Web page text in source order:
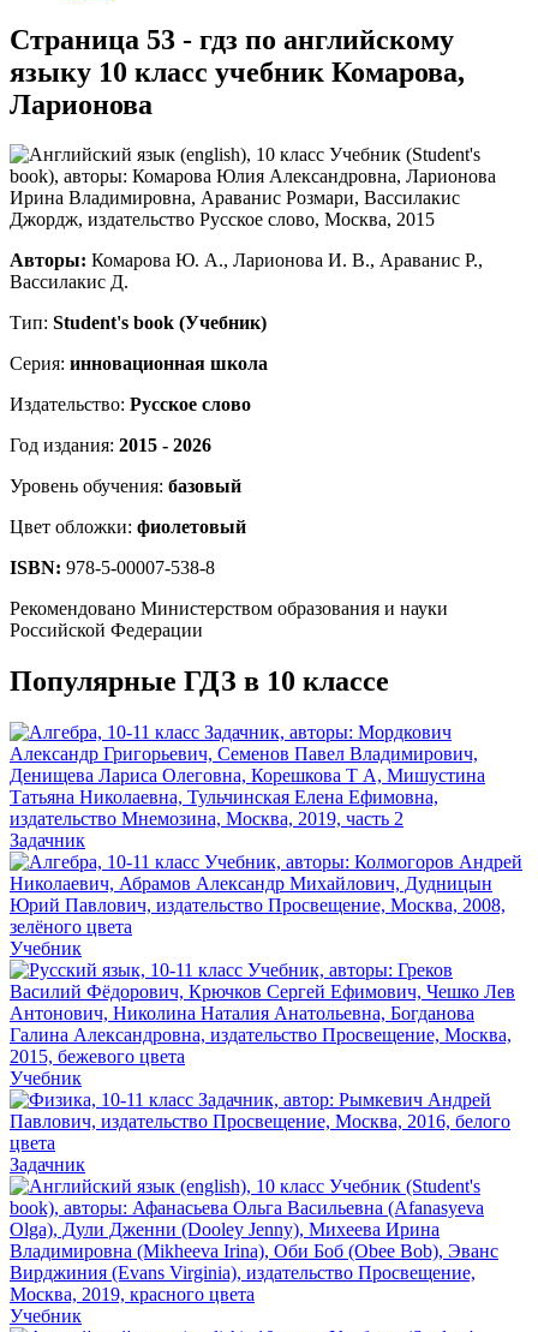
Страница 53 - гдз по английскому
языку 10 класс учебник Комарова,
Ларионова
Авторы: Комарова Ю. А., Ларионова И. В., Араванис Р.,
Вассилакис Д.
Тип: Student's book (Учебник)
Серия: инновационная школа
Издательство: Русское слово
Год издания: 2015 - 2026
Уровень обучения: базовый
Цвет обложки: фиолетовый
ISBN: 978-5-00007-538-8
Рекомендовано Министерством образования и науки
Российской Федерации
Популярные ГДЗ в 10 классе
Задачник
Учебник
Учебник
Задачник
Учебник